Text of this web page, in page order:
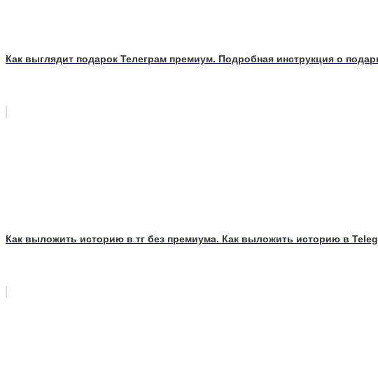
Как выглядит подарок Телеграм премиум. Подробная инструкция о
Как выложить историю в тг без премиума. Как выложить историю в